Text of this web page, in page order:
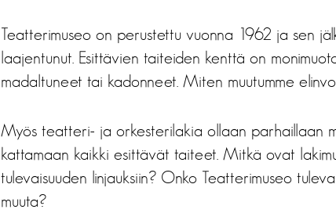
Teatterimuseo on perustettu vuonna 1962 ja sen
laajentunut. Esittävien taiteiden kenttä on
madaltuneet tai kadonneet. Miten muutumme
Myös teatteri- ja orkesterilakia ollaan parhaillaan
kattamaan kaikki esittävät taiteet. Mitkä ovat
tulevaisuuden linjauksiin? Onko Teatterimuseo
muuta?